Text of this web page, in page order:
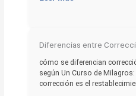
Diferencias entre
cómo se diferencian
según Un Curso de
corrección es el